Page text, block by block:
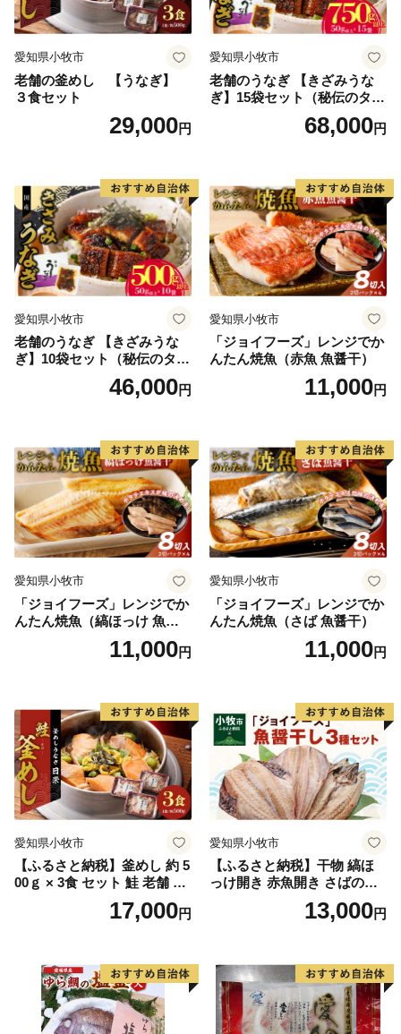
愛知県小牧市
老舗の釜めし 【うなぎ】
３食セット
29,000円
愛知県小牧市
老舗のうなぎ 【きざみうな
ぎ】15袋セット（秘伝のタレ
68,000円
愛知県小牧市
老舗のうなぎ 【きざみうな
ぎ】10袋セット（秘伝のタレ
46,000円
愛知県小牧市
「ジョイフーズ」レンジでか
んたん焼魚（赤魚 魚醤干）
11,000円
愛知県小牧市
「ジョイフーズ」レンジでか
んたん焼魚（縞ほっけ 魚醤
11,000円
愛知県小牧市
「ジョイフーズ」レンジでか
んたん焼魚（さば 魚醤干）
11,000円
愛知県小牧市
【ふるさと納税】釜めし 約 5
00ｇ × 3食 セット 鮭 老舗 急
速冷凍 レンチン 時短 簡単調
理 食品 加工品 海鮮 手作り
り寄せグルメ 愛知県 小牧市
送料無料
17,000円
愛知県小牧市
【ふるさと納税】干物 縞ほ
っけ開き 赤魚開き さばの開
き 魚醤干し 3種 セット 詰め
合わせ 魚 おかず 肉厚 おいし
取り寄せグルメ 魚醤 ナンプ
ラー 愛知県 小牧市 冷凍 送料
無料
13,000円